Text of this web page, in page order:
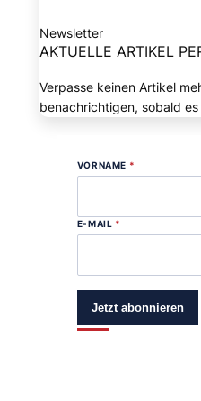
Newsletter
AKTUELLE ARTIKEL
Verpasse keinen Artikel
benachrichtigen, sobald
VORNAME *
E-MAIL *
Jetzt abonnieren